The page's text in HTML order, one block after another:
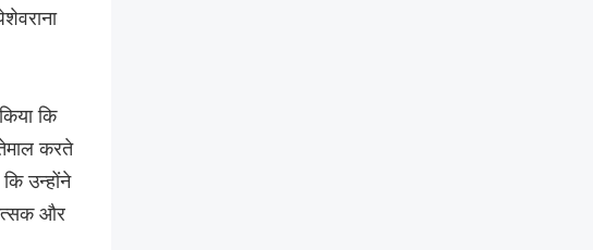
कि
करते
उन्होंने
और